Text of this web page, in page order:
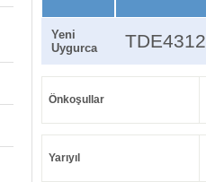
Yeni
Uygurca
TDE4312
Önkoşullar
Yarıyıl